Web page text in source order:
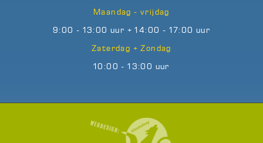
Maandag - vrijdag
9:00 - 13:00 uur + 14:00 - 17:00 uur
Zaterdag + Zondag
10:00 - 13:00 uur